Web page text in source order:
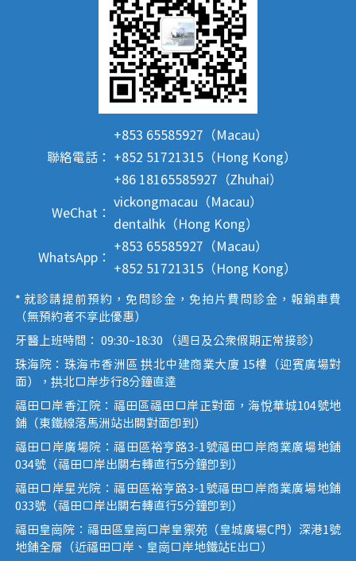
聯絡電話：
+853 65585927（Macau）
+852 51721315（Hong Kong）
+86 18165585927（Zhuhai）
WeChat：
vickongmacau（Macau）
dentalhk（Hong Kong）
WhatsApp：
+853 65585927（Macau）
+852 51721315（Hong Kong）
* 就診請提前預約，免問診金，免拍片費問診金，報銷車費
（無預約者不享此優惠）
牙醫上班時間： 09:30~18:30 （週日及公眾假期正常接診）
珠海院：珠海市香洲區 拱北中建商業大廈 15樓（迎賓廣場對
面），拱北口岸步行8分鐘直達
福田口岸香江院：福田區福田口岸正對面，海悅華城104號地
鋪（東鐵線落馬洲站出關對面即到）
福田口岸廣場院：福田區裕亨路3-1號福田口岸商業廣場地鋪
034號（福田口岸出關右轉直行5分鐘即到）
福田口岸星光院：福田區裕亨路3-1號福田口岸商業廣場地鋪
033號（福田口岸出關右轉直行5分鐘即到）
福田皇崗院：福田區皇崗口岸皇禦苑（皇城廣場C門）深港1號
地鋪全層（近福田口岸、皇崗口岸地鐵站E出口）